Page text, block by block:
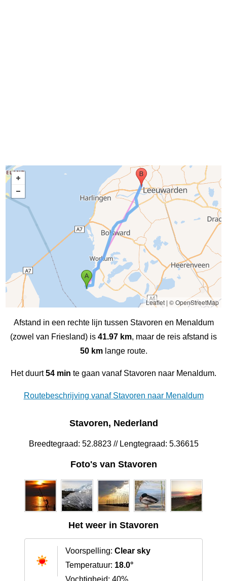
Leaflet| © OpenStreetMap
Afstand in een rechte lijn tussen Stavoren en Menaldum
(zowel van Friesland) is 41.97 km, maar de reis afstand is
50 kmlange route.
Het duurt54 min te gaan vanaf Stavoren naar Menaldum.
Routebeschrijving vanaf Stavoren naar Menaldum
Stavoren, Nederland
Breedtegraad: 52.8823 // Lengtegraad: 5.36615
Foto's van Stavoren
Het weer in Stavoren
Voorspelling: Clear sky
Temperatuur: 18.0°